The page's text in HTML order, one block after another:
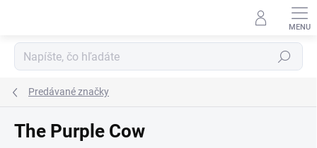
Hľadať
Predávané značky
The Purple Cow